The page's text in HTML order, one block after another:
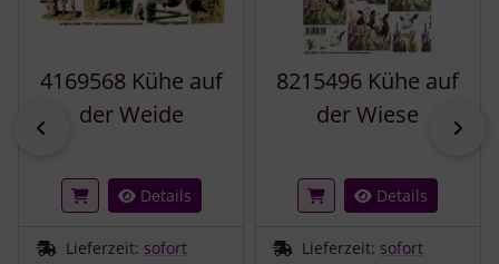
zurück
4169568 Kühe auf
der Weide
Details
Lieferzeit: sofort
8215496 Kühe auf
der Wiese
Details
Lieferzeit: sofort